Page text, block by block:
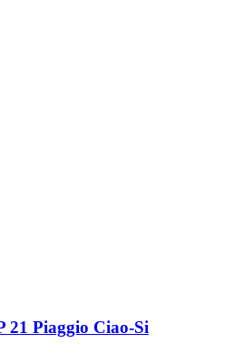
21 Piaggio Ciao-Si